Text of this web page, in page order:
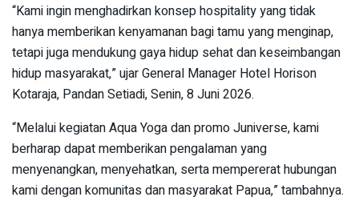
“Kami ingin menghadirkan konsep hospitality yang tidak
hanya memberikan kenyamanan bagi tamu yang menginap,
tetapi juga mendukung gaya hidup sehat dan keseimbangan
hidup masyarakat,” ujar General Manager Hotel Horison
Kotaraja, Pandan Setiadi, Senin, 8 Juni 2026.
“Melalui kegiatan Aqua Yoga dan promo Juniverse, kami
berharap dapat memberikan pengalaman yang
menyenangkan, menyehatkan, serta mempererat hubungan
kami dengan komunitas dan masyarakat Papua,” tambahnya.